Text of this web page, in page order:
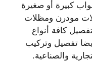
كبيرة أو صغيرة
مودرن ومظلات
كافة أنواع
تفصيل وتركيب
والصناعية.